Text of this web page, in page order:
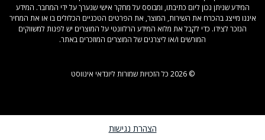
המידע שניתן נכון ליום כתיבתו, ומבוסס על מחקר אישי שנערך על ידי המחבר. המידע
איננו מייצג בהכרח את השירות, המוצר, את הפרטים הטכניים הכלולים בו או את המחיר
הנזכר לצידו. כדי לקבל את מלוא המידע הרלוונטי על המוצרים יש לפנות למשווקים
המורשים ו/או ליצרנים של המוצרים המוזכרים באתר.
© 2026 כל הזכויות שמורות ליונדאי אינווסט
הצהרת נגישות